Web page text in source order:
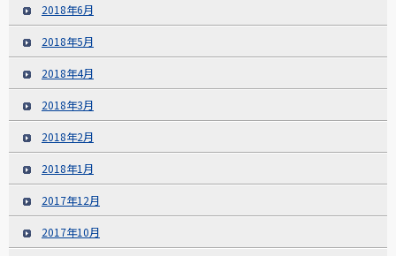
2018年6月
2018年5月
2018年4月
2018年3月
2018年2月
2018年1月
2017年12月
2017年10月